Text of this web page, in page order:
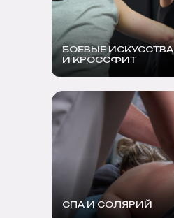
БОЕВЫЕ ИСКУССТВА
И КРОССФИТ
СПА И СОЛЯРИЙ